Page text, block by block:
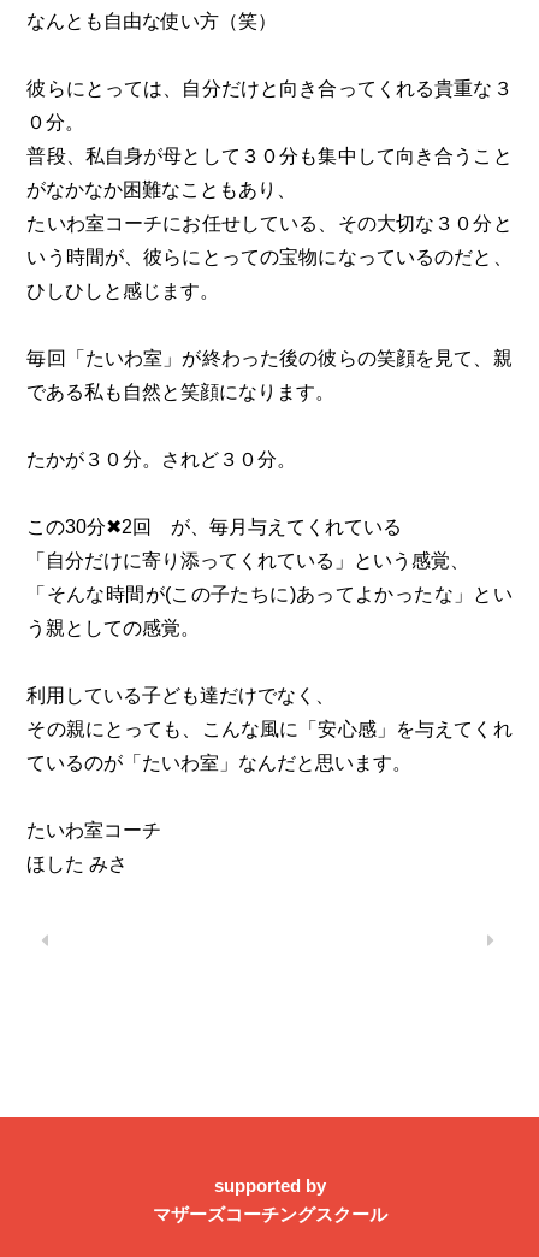
なんとも自由な使い方（笑）
彼らにとっては、自分だけと向き合ってくれる貴重な３
０分。
普段、私自身が母として３０分も集中して向き合うこと
がなかなか困難なこともあり、
たいわ室コーチにお任せしている、その大切な３０分と
いう時間が、彼らにとっての宝物になっているのだと、
ひしひしと感じます。
毎回「たいわ室」が終わった後の彼らの笑顔を見て、親
である私も自然と笑顔になります。
たかが３０分。されど３０分。
この30分✖︎2回 が、毎月与えてくれている
「自分だけに寄り添ってくれている」という感覚、
「そんな時間が(この子たちに)あってよかったな」とい
う親としての感覚。
利用している子ども達だけでなく、
その親にとっても、こんな風に「安心感」を与えてくれ
ているのが「たいわ室」なんだと思います。
たいわ室コーチ
ほした みさ
supported by
マザーズコーチングスクール